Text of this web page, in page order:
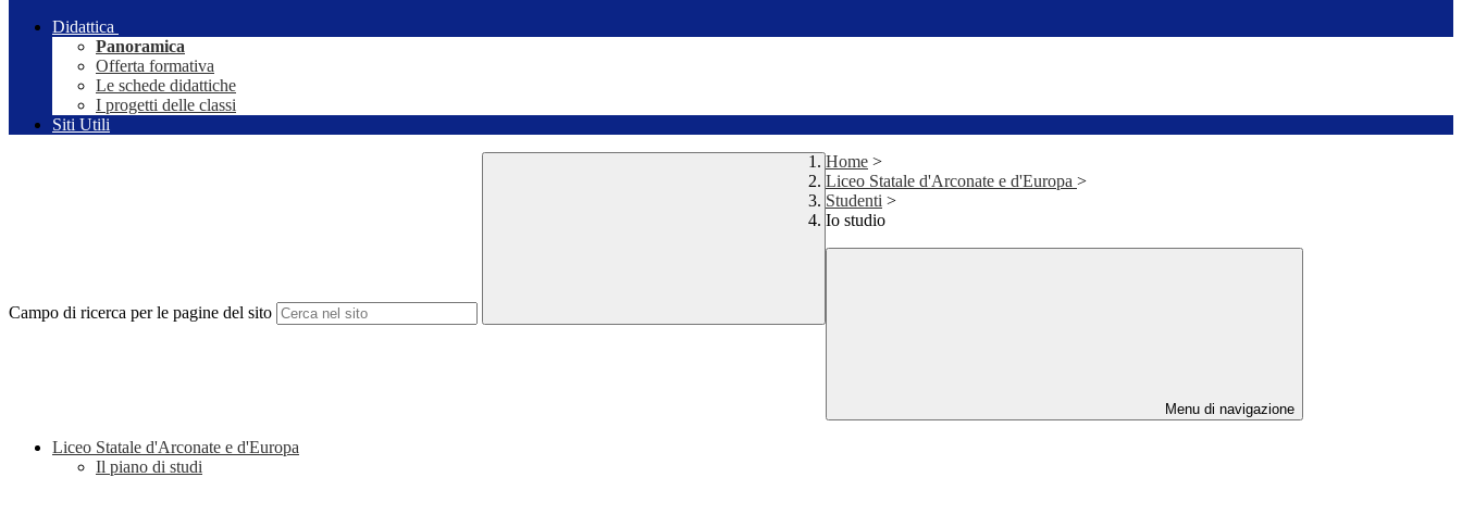
Didattica
Panoramica
Offerta formativa
Le schede didattiche
I progetti delle classi
Siti Utili
Campo di ricerca per le pagine del sito
Home >
Liceo Statale d'Arconate e d'Europa >
Studenti >
Io studio
Menu di navigazione
Liceo Statale d'Arconate e d'Europa
Il piano di studi